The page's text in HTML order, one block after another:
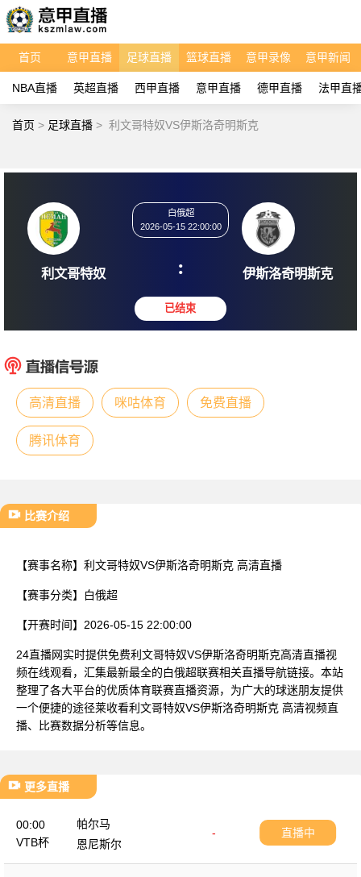
首页 意甲直播 足球直播 篮球直播 意甲录像 意甲新闻
NBA直播 英超直播 西甲直播 意甲直播 德甲直播 法甲直
首页 > 足球直播 > 利文哥特奴VS伊斯洛奇明斯克
利文哥特奴
2026-05-15 22:00:00
: 伊斯洛
高清直播 咪咕体育 免费直播
腾讯体育
比赛介绍
【赛事名称】 利文哥特奴VS伊斯洛奇明斯克 高清直播
【赛事分类】 白俄超
【开赛时间】 2026-05-15 22:00:00
24直播网实时提供免费利文哥特奴VS伊斯洛奇明斯克高清直播视
频在线观看，汇集最新最全的白俄超联赛相关直播导航链接。本站
整理了各大平台的优质体育联赛直播资源，为广大的球迷朋友提供
一个便捷的途径莱收看利文哥特奴VS伊斯洛奇明斯克 高清视频直
播、比赛数据分析等信息。
更多直播
00:00
VTB杯
帕尔马
-
恩尼斯尔
直播中